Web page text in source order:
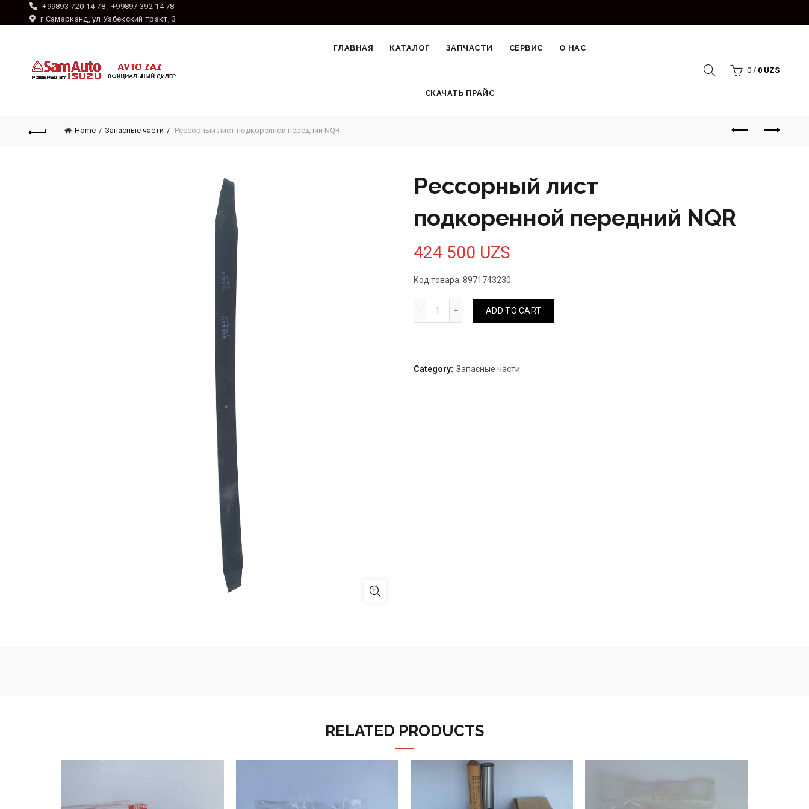
+99893 720 14 78 , +99897 392 14 78
г.Самарканд, ул.Узбекский тракт, 3
ГЛАВНАЯ КАТАЛОГ ЗАПЧАСТИ СЕРВИС О НАС
СКАЧАТЬ ПРАЙС
0 / 0 UZS
Home Запасные части Рессорный лист подкоренной передний NQR
Рессорный лист
подкоренной передний NQR
424 500 UZS
Код товара: 8971743230
ADD TO CART
Category: Запасные части
RELATED PRODUCTS